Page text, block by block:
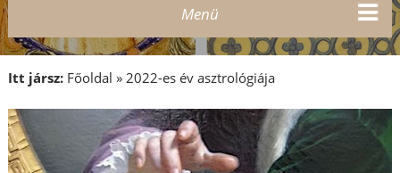
Menü
Itt jársz: Főoldal » 2022-es év asztrológiája